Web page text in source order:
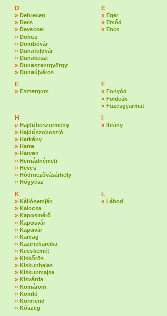
D
» Debrecen
» Decs
» Devecser
» Doboz
» Dombóvár
» Dunaföldvár
» Dunakeszi
» Dunaszentgyörgy
» Dunaújváros
E
» Eger
» Emőd
» Encs
E
» Esztergom
F
» Fonyód
» Földeák
» Füzesgyarmat
H
» Hajdúböszörmény
» Hajdúszoboszló
» Harkány
» Harta
» Hatvan
» Hernádnémeti
» Heves
» Hódmezővásárhely
» Hőgyész
» Ibrány
K
» Kállósemjén
» Kalocsa
» Kaposmérő
» Kaposvár
» Kapuvár
» Karcag
» Kazincbarcika
» Kecskemét
» Kiskőrös
» Kiskunhalas
» Kiskunmajsa
» Kisvárda
» Komárom
» Komló
» Körmend
» Kőszeg
L
» Lábod